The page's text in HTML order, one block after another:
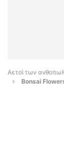
Αετοί των
Bonsai